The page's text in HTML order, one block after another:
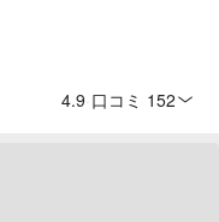
4.9 口コミ 152